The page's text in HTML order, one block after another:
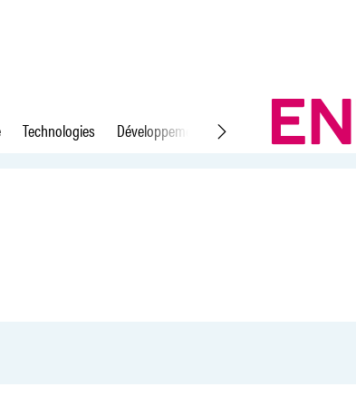
Technologies Développement durable Droit du travail